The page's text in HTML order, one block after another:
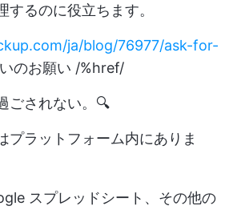
するのに役立ちます。
ja/blog/76977/ask-for-
のお願い /%href/
ごされない。🔍
プラットフォーム内にありま
スプレッドシート、その他の